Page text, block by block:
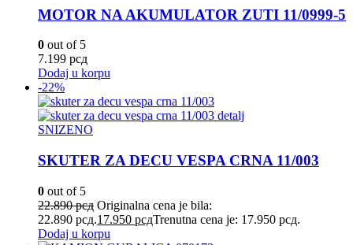
MOTOR NA AKUMULATOR ZUTI 11/0999-5
0 out of 5
7.199 рсд
Dodaj u korpu
-22%
SNIZENO
SKUTER ZA DECU VESPA CRNA 11/003
0 out of 5
22.890рсд Originalna cena je bila:
22.890 рсд.17.950 рсдTrenutna cena je: 17.950 рсд.
Dodaj u korpu